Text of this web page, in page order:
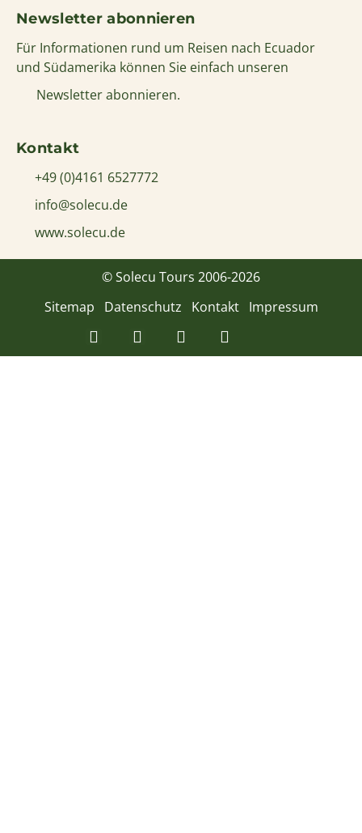
Newsletter abonnieren
Für Informationen rund um Reisen nach Ecuador
und Südamerika können Sie einfach unseren
Newsletter abonnieren.
Kontakt
+49 (0)4161 6527772
info@solecu.de
www.solecu.de
© Solecu Tours 2006-2026
Sitemap
Datenschutz Kontakt Impressum